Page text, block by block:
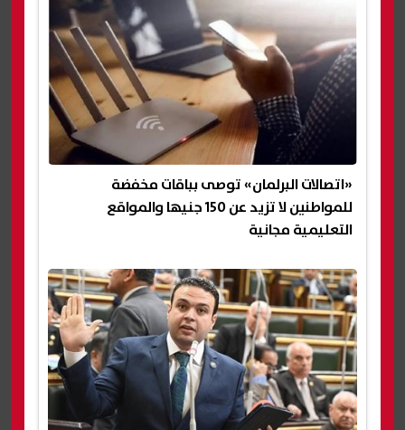
«اتصالات البرلمان» توصى بباقات مخفضة
للمواطنين لا تزيد عن 150 جنيها والمواقع
التعليمية مجانية